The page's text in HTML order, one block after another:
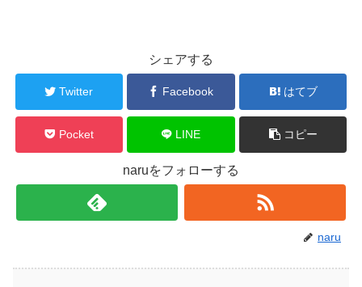
シェアする
Twitter Facebook はてブ
Pocket LINE コピー
naruをフォローする
naru